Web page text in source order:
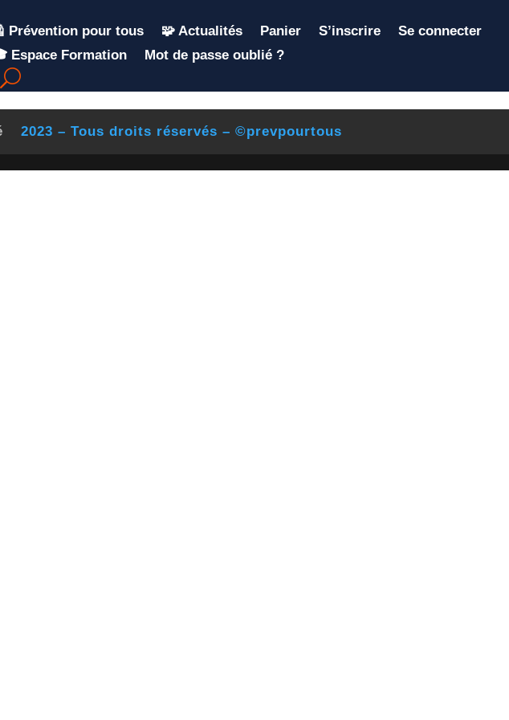
Prévention pour tous 🧩 Actualités Panier S’inscrire
Se connecter
Espace Formation
Mot de passe oublié ?
2023 – Tous droits réservés – ©prevpourtous